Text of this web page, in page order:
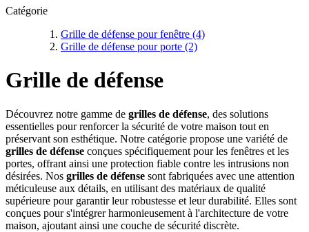
Catégorie
Grille de défense pour fenêtre (4)
Grille de défense pour porte (2)
Grille de défense
Découvrez notre gamme de grilles de défense, des solutions
essentielles pour renforcer la sécurité de votre maison tout en
préservant son esthétique. Notre catégorie propose une variété de
grilles de défense conçues spécifiquement pour les fenêtres et les
portes, offrant ainsi une protection fiable contre les intrusions non
désirées. Nos grilles de défense sont fabriquées avec une attention
méticuleuse aux détails, en utilisant des matériaux de qualité
supérieure pour garantir leur robustesse et leur durabilité. Elles sont
conçues pour s'intégrer harmonieusement à l'architecture de votre
maison, ajoutant ainsi une couche de sécurité discrète.